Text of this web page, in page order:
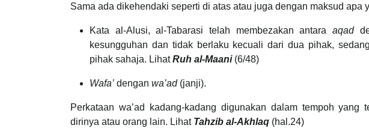
Sama ada dikehendaki seperti di atas atau juga dengan maksud apa
Kata al-Alusi, al-Tabarasi telah membezakan antaraaqad
kesungguhan dan tidak berlaku kecuali dari dua pihak,
pihak sahaja. LihatRuh al-Maani(6/48)
Wafa’ dengan wa’ad (janji).
Perkataan wa’ad kadang-kadang digunakan dalam tempoh yang
dirinya atau orang lain. Lihat Tahzib al-Akhlaq (hal.24)